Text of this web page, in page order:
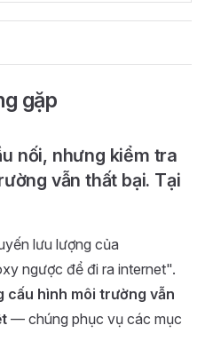
gặp
nối, nhưng kiểm tra
vẫn thất bại. Tại
lưu lượng của
ngược để đi ra internet".
cấu hình môi trường vẫn
— chúng phục vụ các mục